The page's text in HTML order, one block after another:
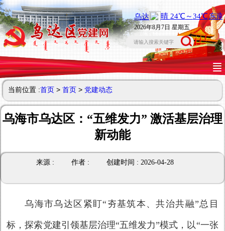
2026年8月7日 星期五
当前位置 :首页> 首页> 党建动态
乌海市乌达区：“五维发力” 激活基层治理
新动能
来源 : 作者 : 创建时间 : 2026-04-28
乌海市乌达区紧盯“夯基筑本、共治共融”总目
标，探索党建引领基层治理“五维发力”模式，以“一张